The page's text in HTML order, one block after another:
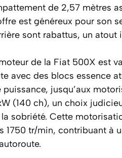
de 2,57 mètres
est généreux pour son
sont rabattus, un atout
de la Fiat 500X est
avec des blocs essence
puissance, jusqu’aux
(140 ch), un choix
sobriété. Cette
1750 tr/min, contribuant à